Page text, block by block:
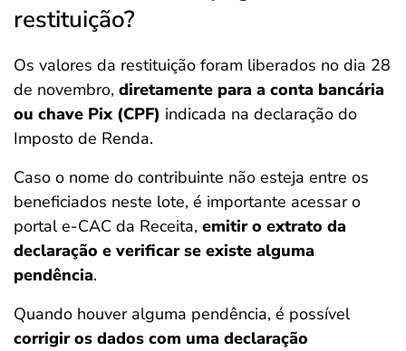
restituição?
Os valores da restituição foram liberados no dia 28
de novembro, diretamente para a conta bancária
ou chave Pix (CPF) indicada na declaração do
Imposto de Renda.
Caso o nome do contribuinte não esteja entre os
beneficiados neste lote, é importante acessar o
portal e-CAC da Receita, emitir o extrato da
declaração e verificar se existe alguma
pendência.
Quando houver alguma pendência, é possível
corrigir os dados com uma declaração